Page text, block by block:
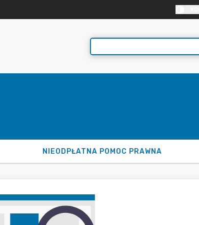
NIEODPŁATNA POMOC PRAWNA